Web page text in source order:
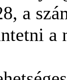
a
a